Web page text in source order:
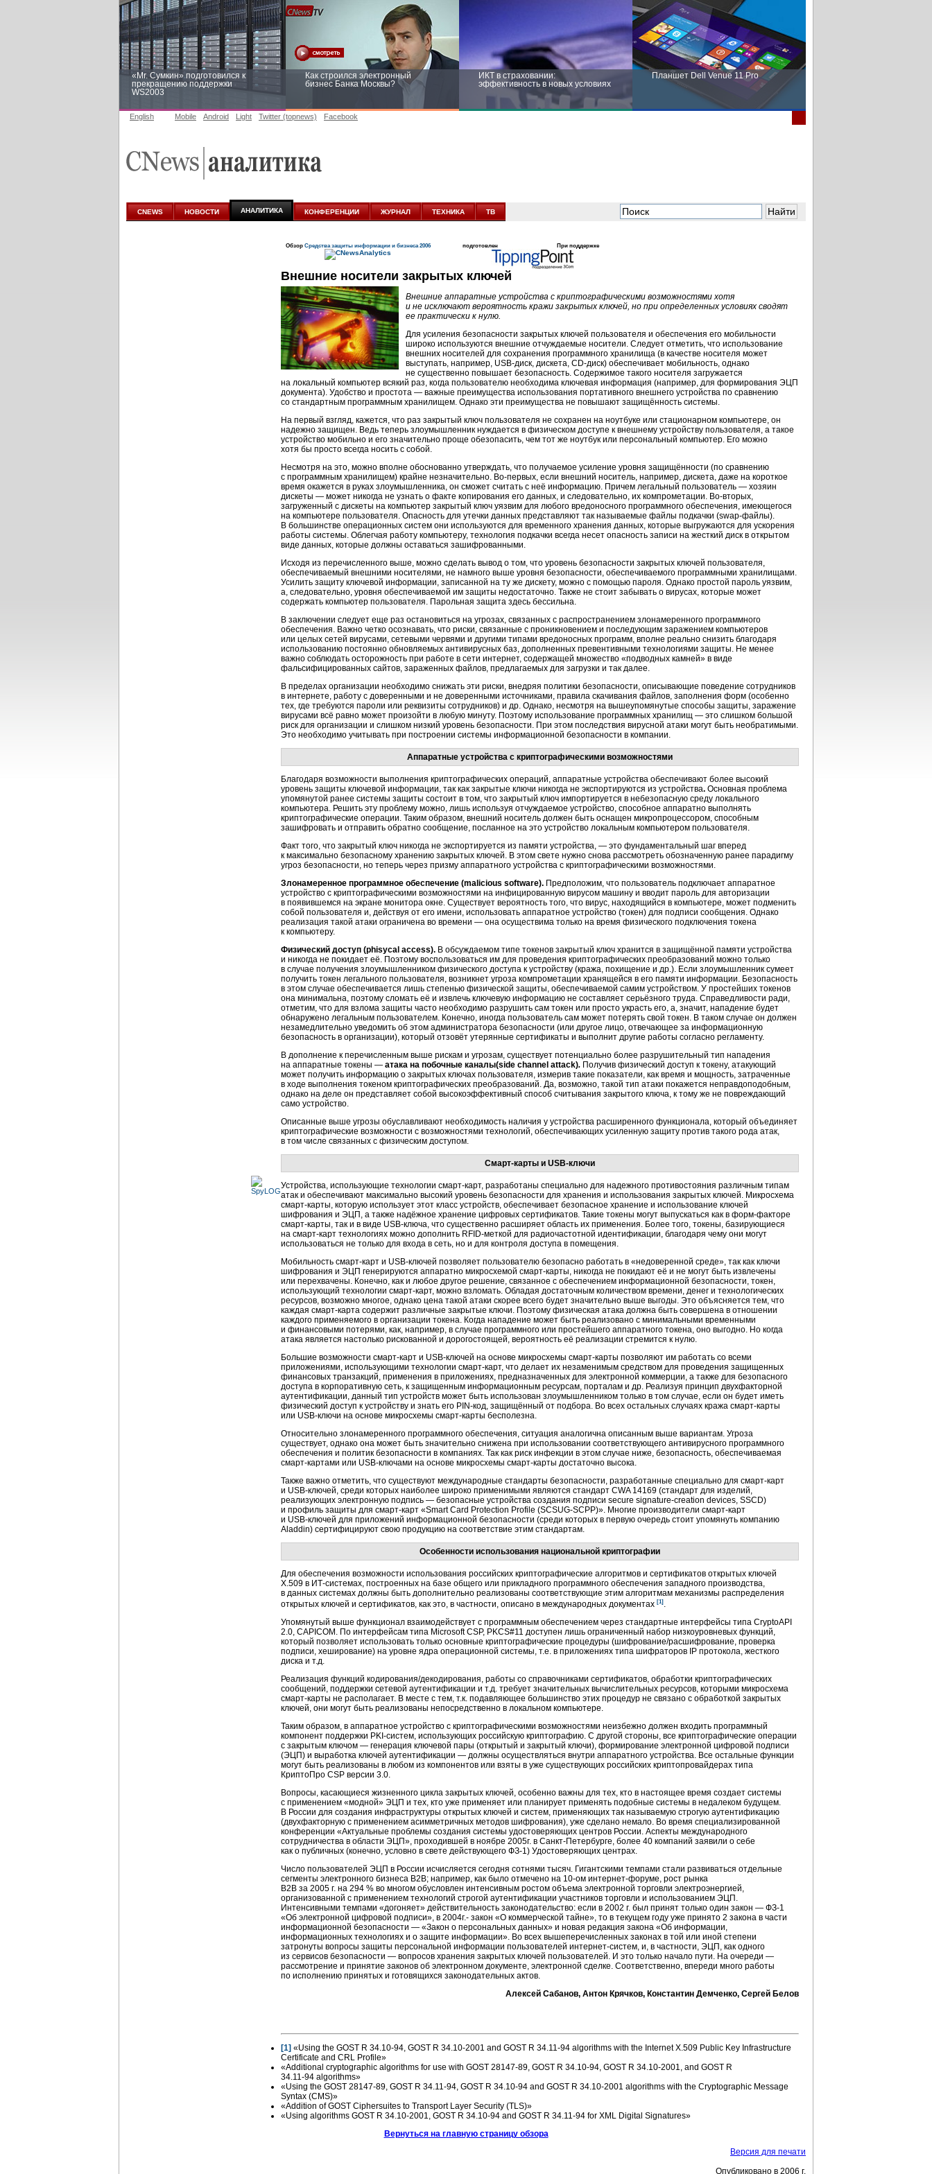
«Mr. Сумкин» подготовился к
прекращению поддержки
WS2003
Как строился электронный
бизнес Банка Москвы?
ИКТ в страховании:
эффективность в новых условиях
Планшет Dell Venue 11 Pro
аналитике
новых условиях
English Mobile Android Light Twitter (topnews) Facebook
CNEWS НОВОСТИ АНАЛИТИКА КОНФЕРЕНЦИИ ЖУРНАЛ ТЕХНИКА ТВ
Обзор Средства защиты информации и бизнеса 2006 подготовлен При поддержке
Внешние носители закрытых ключей
Внешние аппаратные устройства с криптографическими возможностями хотя
и не исключают вероятность кражи закрытых ключей, но при определенных условиях сводят
ее практически к нулю.
Для усиления безопасности закрытых ключей пользователя и обеспечения его мобильности
широко используются внешние отчуждаемые носители. Следует отметить, что использование
внешних носителей для сохранения программного хранилища (в качестве носителя может
выступать, например, USB-диск, дискета, CD-диск) обеспечивает мобильность, однако
не существенно повышает безопасность. Содержимое такого носителя загружается
на локальный компьютер всякий раз, когда пользователю необходима ключевая информация (например, для формирования ЭЦП
документа). Удобство и простота — важные преимущества использования портативного внешнего устройства по сравнению
со стандартным программным хранилищем. Однако эти преимущества не повышают защищённость системы.
На первый взгляд, кажется, что раз закрытый ключ пользователя не сохранен на ноутбуке или стационарном компьютере, он
надежно защищен. Ведь теперь злоумышленник нуждается в физическом доступе к внешнему устройству пользователя, а такое
устройство мобильно и его значительно проще обезопасить, чем тот же ноутбук или персональный компьютер. Его можно
хотя бы просто всегда носить с собой.
Несмотря на это, можно вполне обоснованно утверждать, что получаемое усиление уровня защищённости (по сравнению
с программным хранилищем) крайне незначительно. Во-первых, если внешний носитель, например, дискета, даже на короткое
время окажется в руках злоумышленника, он сможет считать с неё информацию. Причем легальный пользователь — хозяин
дискеты — может никогда не узнать о факте копирования его данных, и следовательно, их компрометации. Во-вторых,
загруженный с дискеты на компьютер закрытый ключ уязвим для любого вредоносного программного обеспечения, имеющегося
на компьютере пользователя. Опасность для утечки данных представляют так называемые файлы подкачки (swap-файлы).
В большинстве операционных систем они используются для временного хранения данных, которые выгружаются для ускорения
работы системы. Облегчая работу компьютеру, технология подкачки всегда несет опасность записи на жесткий диск в открытом
виде данных, которые должны оставаться зашифрованными.
Исходя из перечисленного выше, можно сделать вывод о том, что уровень безопасности закрытых ключей пользователя,
обеспечиваемый внешними носителями, не намного выше уровня безопасности, обеспечиваемого программными хранилищами.
Усилить защиту ключевой информации, записанной на ту же дискету, можно с помощью пароля. Однако простой пароль уязвим,
а, следовательно, уровня обеспечиваемой им защиты недостаточно. Также не стоит забывать о вирусах, которые может
содержать компьютер пользователя. Парольная защита здесь бессильна.
В заключении следует еще раз остановиться на угрозах, связанных с распространением злонамеренного программного
обеспечения. Важно четко осознавать, что риски, связанные с проникновением и последующим заражением компьютеров
или целых сетей вирусами, сетевыми червями и другими типами вредоносных программ, вполне реально снизить благодаря
использованию постоянно обновляемых антивирусных баз, дополненных превентивными технологиями защиты. Не менее
важно соблюдать осторожность при работе в сети интернет, содержащей множество «подводных камней» в виде
фальсифицированных сайтов, зараженных файлов, предлагаемых для загрузки и так далее.
В пределах организации необходимо снижать эти риски, внедряя политики безопасности, описывающие поведение сотрудников
в интернете, работу с доверенными и не доверенными источниками, правила скачивания файлов, заполнения форм (особенно
тех, где требуются пароли или реквизиты сотрудников) и др. Однако, несмотря на вышеупомянутые способы защиты, заражение
вирусами всё равно может произойти в любую минуту. Поэтому использование программных хранилищ — это слишком большой
риск для организации и слишком низкий уровень безопасности. При этом последствия вирусной атаки могут быть необратимыми.
Это необходимо учитывать при построении системы информационной безопасности в компании.
Аппаратные устройства с криптографическими возможностями
Благодаря возможности выполнения криптографических операций, аппаратные устройства обеспечивают более высокий
уровень защиты ключевой информации, так как закрытые ключи никогда не экспортируются из устройства. Основная проблема
упомянутой ранее системы защиты состоит в том, что закрытый ключ импортируется в небезопасную среду локального
компьютера. Решить эту проблему можно, лишь используя отчуждаемое устройство, способное аппаратно выполнять
криптографические операции. Таким образом, внешний носитель должен быть оснащен микропроцессором, способным
зашифровать и отправить обратно сообщение, посланное на это устройство локальным компьютером пользователя.
Факт того, что закрытый ключ никогда не экспортируется из памяти устройства, — это фундаментальный шаг вперед
к максимально безопасному хранению закрытых ключей. В этом свете нужно снова рассмотреть обозначенную ранее парадигму
угроз безопасности, но теперь через призму аппаратного устройства с криптографическими возможностями.
Злонамеренное программное обеспечение (malicious software). Предположим, что пользователь подключает аппаратное
устройство с криптографическими возможностями на инфицированную вирусом машину и вводит пароль для авторизации
в появившемся на экране монитора окне. Существует вероятность того, что вирус, находящийся в компьютере, может подменить
собой пользователя и, действуя от его имени, использовать аппаратное устройство (токен) для подписи сообщения. Однако
реализация такой атаки ограничена во времени — она осуществима только на время физического подключения токена
к компьютеру.
Физический доступ (phisycal access). В обсуждаемом типе токенов закрытый ключ хранится в защищённой памяти устройства
и никогда не покидает её. Поэтому воспользоваться им для проведения криптографических преобразований можно только
в случае получения злоумышленником физического доступа к устройству (кража, похищение и др.). Если злоумышленник сумеет
получить токен легального пользователя, возникнет угроза компрометации хранящейся в его памяти информации. Безопасность
в этом случае обеспечивается лишь степенью физической защиты, обеспечиваемой самим устройством. У простейших токенов
она минимальна, поэтому сломать её и извлечь ключевую информацию не составляет серьёзного труда. Справедливости ради,
отметим, что для взлома защиты часто необходимо разрушить сам токен или просто украсть его, а, значит, нападение будет
обнаружено легальным пользователем. Конечно, иногда пользователь сам может потерять свой токен. В таком случае он должен
незамедлительно уведомить об этом администратора безопасности (или другое лицо, отвечающее за информационную
безопасность в организации), который отзовёт утерянные сертификаты и выполнит другие работы согласно регламенту.
В дополнение к перечисленным выше рискам и угрозам, существует потенциально более разрушительный тип нападения
на аппаратные токены — атака на побочные каналы(side channel attack). Получив физический доступ к токену, атакующий
может получить информацию о закрытых ключах пользователя, измерив такие показатели, как время и мощность, затраченные
в ходе выполнения токеном криптографических преобразований. Да, возможно, такой тип атаки покажется неправдоподобным,
однако на деле он представляет собой высокоэффективный способ считывания закрытого ключа, к тому же не повреждающий
само устройство.
Описанные выше угрозы обуславливают необходимость наличия у устройства расширенного функционала, который объединяет
криптографические возможности с возможностями технологий, обеспечивающих усиленную защиту против такого рода атак,
в том числе связанных с физическим доступом.
Смарт-карты и USB-ключи
Устройства, использующие технологии смарт-карт, разработаны специально для надежного противостояния различным типам
атак и обеспечивают максимально высокий уровень безопасности для хранения и использования закрытых ключей. Микросхема
смарт-карты, которую использует этот класс устройств, обеспечивает безопасное хранение и использование ключей
шифрования и ЭЦП, а также надёжное хранение цифровых сертификатов. Такие токены могут выпускаться как в форм-факторе
смарт-карты, так и в виде USB-ключа, что существенно расширяет область их применения. Более того, токены, базирующиеся
на смарт-карт технологиях можно дополнить RFID-меткой для радиочастотной идентификации, благодаря чему они могут
использоваться не только для входа в сеть, но и для контроля доступа в помещения.
Мобильность смарт-карт и USB-ключей позволяет пользователю безопасно работать в «недоверенной среде», так как ключи
шифрования и ЭЦП генерируются аппаратно микросхемой смарт-карты, никогда не покидают её и не могут быть извлечены
или перехвачены. Конечно, как и любое другое решение, связанное с обеспечением информационной безопасности, токен,
использующий технологии смарт-карт, можно взломать. Обладая достаточным количеством времени, денег и технологических
ресурсов, возможно многое, однако цена такой атаки скорее всего будет значительно выше выгоды. Это объясняется тем, что
каждая смарт-карта содержит различные закрытые ключи. Поэтому физическая атака должна быть совершена в отношении
каждого применяемого в организации токена. Когда нападение может быть реализовано с минимальными временными
и финансовыми потерями, как, например, в случае программного или простейшего аппаратного токена, оно выгодно. Но когда
атака является настолько рискованной и дорогостоящей, вероятность её реализации стремится к нулю.
Большие возможности смарт-карт и USB-ключей на основе микросхемы смарт-карты позволяют им работать со всеми
приложениями, использующими технологии смарт-карт, что делает их незаменимым средством для проведения защищенных
финансовых транзакций, применения в приложениях, предназначенных для электронной коммерции, а также для безопасного
доступа в корпоративную сеть, к защищенным информационным ресурсам, порталам и др. Реализуя принцип двухфакторной
аутентификации, данный тип устройств может быть использован злоумышленником только в том случае, если он будет иметь
физический доступ к устройству и знать его PIN-код, защищённый от подбора. Во всех остальных случаях кража смарт-карты
или USB-ключи на основе микросхемы смарт-карты бесполезна.
Относительно злонамеренного программного обеспечения, ситуация аналогична описанным выше вариантам. Угроза
существует, однако она может быть значительно снижена при использовании соответствующего антивирусного программного
обеспечения и политик безопасности в компаниях. Так как риск инфекции в этом случае ниже, безопасность, обеспечиваемая
смарт-картами или USB-ключами на основе микросхемы смарт-карты достаточно высока.
Также важно отметить, что существуют международные стандарты безопасности, разработанные специально для смарт-карт
и USB-ключей, среди которых наиболее широко применимыми являются стандарт CWA 14169 (стандарт для изделий,
реализующих электронную подпись — безопасные устройства создания подписи secure signature-creation devices, SSCD)
и профиль защиты для смарт-карт «Smart Card Protection Profile (SCSUG-SCPP)». Многие производители смарт-карт
и USB-ключей для приложений информационной безопасности (среди которых в первую очередь стоит упомянуть компанию
Aladdin) сертифицируют свою продукцию на соответствие этим стандартам.
Особенности использования национальной криптографии
Для обеспечения возможности использования российских криптографические алгоритмов и сертификатов открытых ключей
X.509 в ИТ-системах, построенных на базе общего или прикладного программного обеспечения западного производства,
в данных системах должны быть дополнительно реализованы соответствующие этим алгоритмам механизмы распределения
открытых ключей и сертификатов, как это, в частности, описано в международных документах [1].
Упомянутый выше функционал взаимодействует с программным обеспечением через стандартные интерфейсы типа CryptoAPI
2.0, CAPICOM. По интерфейсам типа Microsoft CSP, PKCS#11 доступен лишь ограниченный набор низкоуровневых функций,
который позволяет использовать только основные криптографические процедуры (шифрование/расшифрование, проверка
подписи, хеширование) на уровне ядра операционной системы, т.е. в приложениях типа шифраторов IP протокола, жесткого
диска и т.д.
Реализация функций кодирования/декодирования, работы со справочниками сертификатов, обработки криптографических
сообщений, поддержки сетевой аутентификации и т.д. требует значительных вычислительных ресурсов, которыми микросхема
смарт-карты не располагает. В месте с тем, т.к. подавляющее большинство этих процедур не связано с обработкой закрытых
ключей, они могут быть реализованы непосредственно в локальном компьютере.
Таким образом, в аппаратное устройство с криптографическими возможностями неизбежно должен входить программный
компонент поддержки PKI-систем, использующих российскую криптографию. С другой стороны, все криптографические операции
с закрытым ключом — генерация ключевой пары (открытый и закрытый ключи), формирование электронной цифровой подписи
(ЭЦП) и выработка ключей аутентификации — должны осуществляться внутри аппаратного устройства. Все остальные функции
могут быть реализованы в любом из компонентов или взяты в уже существующих российских криптопровайдерах типа
КриптоПро CSP версии 3.0.
Вопросы, касающиеся жизненного цикла закрытых ключей, особенно важны для тех, кто в настоящее время создает системы
с применением «модной» ЭЦП и тех, кто уже применяет или планирует применять подобные системы в недалеком будущем.
В России для создания инфраструктуры открытых ключей и систем, применяющих так называемую строгую аутентификацию
(двухфакторную с применением асимметричных методов шифрования), уже сделано немало. Во время специализированной
конференции «Актуальные проблемы создания системы удостоверяющих центров России. Аспекты международного
сотрудничества в области ЭЦП», проходившей в ноябре 2005г. в Санкт-Петербурге, более 40 компаний заявили о себе
как о публичных (конечно, условно в свете действующего ФЗ-1) Удостоверяющих центрах.
Число пользователей ЭЦП в России исчисляется сегодня сотнями тысяч. Гигантскими темпами стали развиваться отдельные
сегменты электронного бизнеса В2В; например, как было отмечено на 10-ом интернет-форуме, рост рынка
В2В за 2005 г. на 294 % во многом обусловлен интенсивным ростом объема электронной торговли электроэнергией,
организованной с применением технологий строгой аутентификации участников торговли и использованием ЭЦП.
Интенсивными темпами «догоняет» действительность законодательство: если в 2002 г. был принят только один закон — ФЗ-1
«Об электронной цифровой подписи», в 2004г.- закон «О коммерческой тайне», то в текущем году уже принято 2 закона в части
информационной безопасности — «Закон о персональных данных» и новая редакция закона «Об информации,
информационных технологиях и о защите информации». Во всех вышеперечисленных законах в той или иной степени
затронуты вопросы защиты персональной информации пользователей интернет-систем, и, в частности, ЭЦП, как одного
из сервисов безопасности — вопросов хранения закрытых ключей пользователей. И это только начало пути. На очереди —
рассмотрение и принятие законов об электронном документе, электронной сделке. Соответственно, впереди много работы
по исполнению принятых и готовящихся законодательных актов.
Алексей Сабанов, Антон Крячков, Константин Демченко, Сергей Белов
[1] «Using the GOST R 34.10-94, GOST R 34.10-2001 and GOST R 34.11-94 algorithms with the Internet X.509 Public Key Infrastructure
Certificate and CRL Profile»
«Additional cryptographic algorithms for use with GOST 28147-89, GOST R 34.10-94, GOST R 34.10-2001, and GOST R
34.11-94 algorithms»
«Using the GOST 28147-89, GOST R 34.11-94, GOST R 34.10-94 and GOST R 34.10-2001 algorithms with the Cryptographic Message
Syntax (CMS)»
«Addition of GOST Ciphersuites to Transport Layer Security (TLS)»
«Using algorithms GOST R 34.10-2001, GOST R 34.10-94 and GOST R 34.11-94 for XML Digital Signatures»
Вернуться на главную страницу обзора
Версия для печати
Опубликовано в 2006 г.